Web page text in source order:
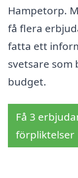
Hampetorp.
få flera
fatta ett
svetsare som
budget.
Få 3
förpliktelser